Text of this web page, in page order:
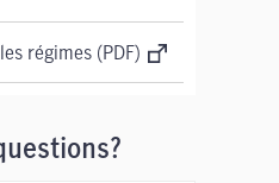
régimes (PDF)